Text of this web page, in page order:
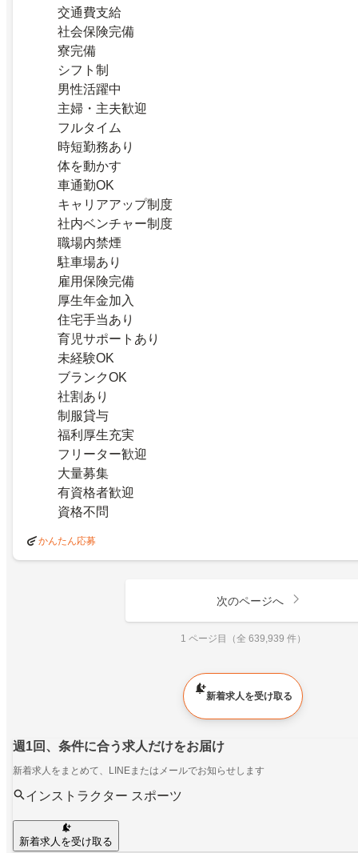
交通費支給
社会保険完備
寮完備
シフト制
男性活躍中
主婦・主夫歓迎
フルタイム
時短勤務あり
体を動かす
車通勤OK
キャリアアップ制度
社内ベンチャー制度
職場内禁煙
駐車場あり
雇用保険完備
厚生年金加入
住宅手当あり
育児サポートあり
未経験OK
ブランクOK
社割あり
制服貸与
福利厚生充実
フリーター歓迎
大量募集
有資格者歓迎
資格不問
かんたん応募
次のページへ
1 ページ目（全 639,939 件）
新着求人を受け取る
週1回、条件に合う求人だけをお届け
新着求人をまとめて、LINEまたはメールでお知らせします
インストラクター スポーツ
新着求人を受け取る